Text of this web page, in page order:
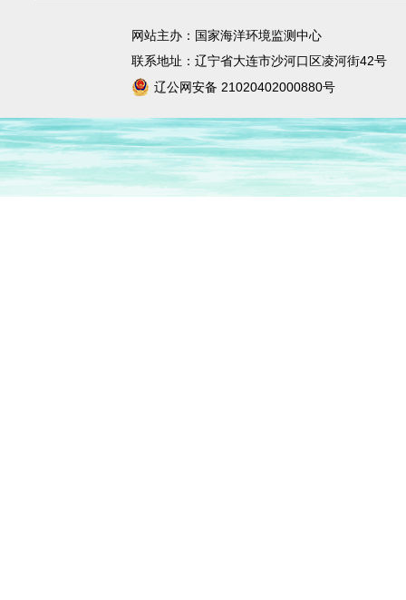
固体废物与化学品管理技术中心
网站主办：国家海洋环境监测中心
联系地址：辽宁省大连市沙河口区凌河街42号
辽公网安备 21020402000880号